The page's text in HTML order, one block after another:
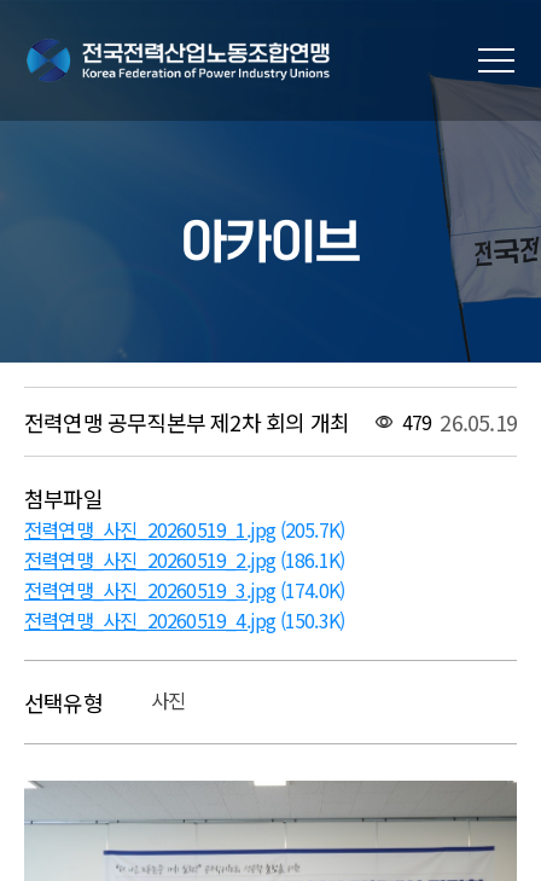
아카이브
전력연맹 공무직본부 제2차 회의 개최 479 26.05.19
첨부파일
전력연맹_사진_20260519_1.jpg(205.7K)
전력연맹_사진_20260519_2.jpg(186.1K)
전력연맹_사진_20260519_3.jpg(174.0K)
전력연맹_사진_20260519_4.jpg(150.3K)
선택유형 사진
본문